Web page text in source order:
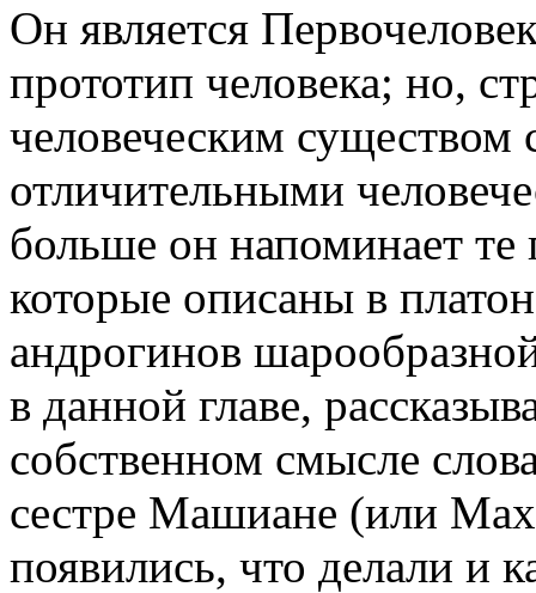
Он является
прототип человека; но,
человеческим
отличительными
больше он напоминает
которые описаны в
андрогинов
в данной главе,
собственном смысле
сестре Машиане (или
появились, что делали и